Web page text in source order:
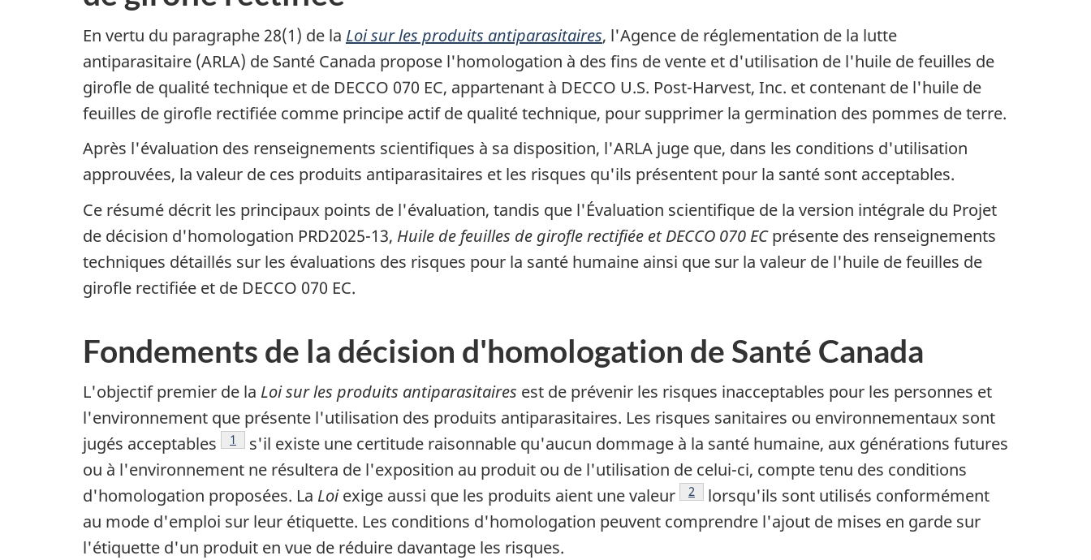
En vertu du paragraphe 28(1) de la Loi sur les produits antiparasitaires, l'Agence de réglementation de la lutte
antiparasitaire (ARLA) de Santé Canada propose l'homologation à des fins de vente et d'utilisation de l'huile de feuilles de
girofle de qualité technique et de DECCO 070 EC, appartenant à DECCO U.S. Post-Harvest, Inc. et contenant de l'huile de
feuilles de girofle rectifiée comme principe actif de qualité technique, pour supprimer la germination des pommes de terre.
Après l'évaluation des renseignements scientifiques à sa disposition, l'ARLA juge que, dans les conditions d'utilisation
approuvées, la valeur de ces produits antiparasitaires et les risques qu'ils présentent pour la santé sont acceptables.
Ce résumé décrit les principaux points de l'évaluation, tandis que l'Évaluation scientifique de la version intégrale du Projet
de décision d'homologation PRD2025-13, Huile de feuilles de girofle rectifiée et DECCO 070 ECprésente des renseignements
techniques détaillés sur les évaluations des risques pour la santé humaine ainsi que sur la valeur de l'huile de feuilles de
girofle rectifiée et de DECCO 070 EC.
Fondements de la décision d'homologation de Santé Canada
L'objectif premier de la Loi sur les produits antiparasitaires est de prévenir les risques inacceptables pour les personnes et
l'environnement que présente l'utilisation des produits antiparasitaires. Les risques sanitaires ou environnementaux sont
jugés acceptables
Note de bas de page
1
s'il existe une certitude raisonnable qu'aucun dommage à la santé humaine, aux générations futures
ou à l'environnement ne résultera de l'exposition au produit ou de l'utilisation de celui-ci, compte tenu des conditions
d'homologation proposées. La Loiexige aussi que les produits aient une valeur Note de bas de page
2
lorsqu'ils sont utilisés conformément
au mode d'emploi sur leur étiquette. Les conditions d'homologation peuvent comprendre l'ajout de mises en garde sur
l'étiquette d'un produit en vue de réduire davantage les risques.